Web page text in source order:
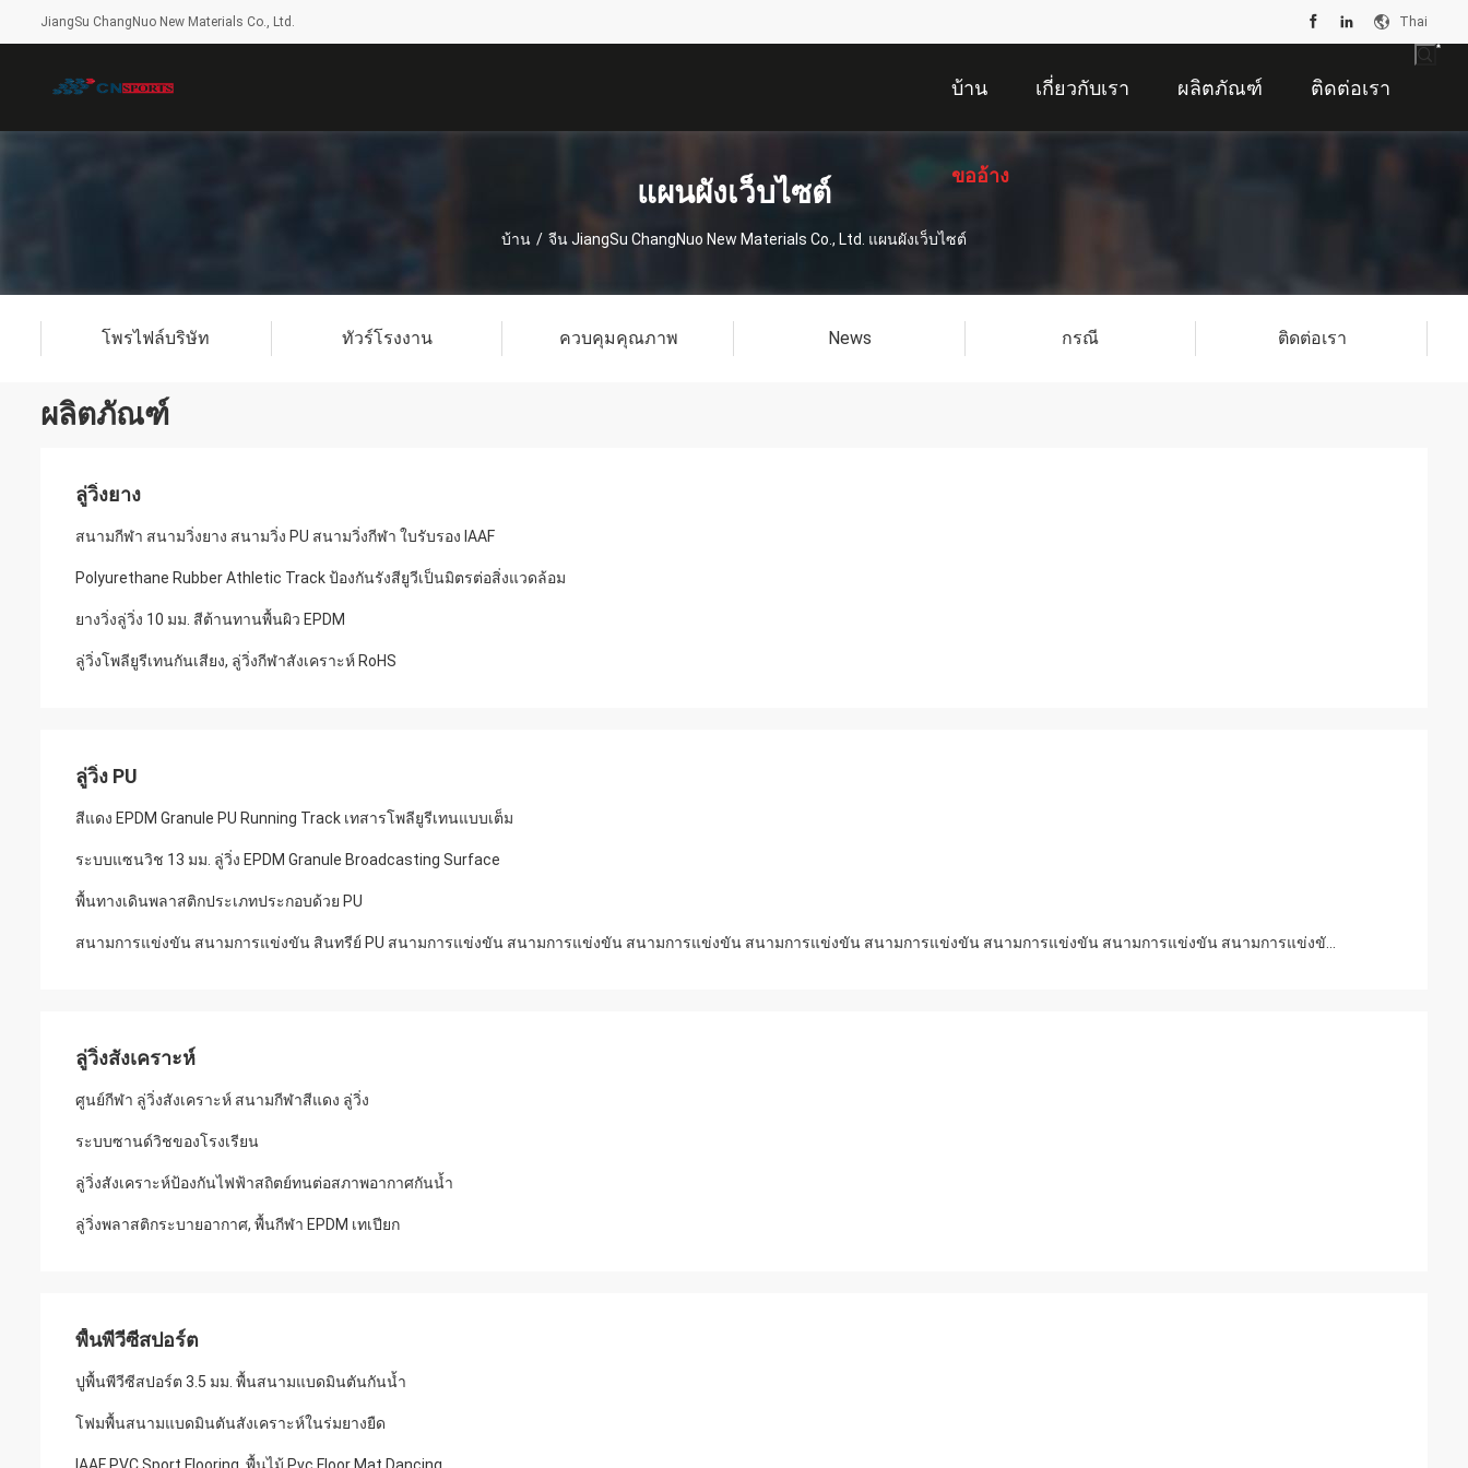
JiangSu ChangNuo New Materials Co., Ltd. Thai
บ้าน เกี่ยวกับเรา ผลิตภัณฑ์ ติดต่อเรา
ขออ้าง
แผนผังเว็บไซต์
บ้าน / จีน JiangSu ChangNuo New Materials Co., Ltd. แผนผังเว็บไซต์
โพรไฟล์บริษัท ทัวร์โรงงาน ควบคุมคุณภาพ News กรณี ติดต่อเรา
ผลิตภัณฑ์
ลู่วิ่งยาง
สนามกีฬา สนามวิ่งยาง สนามวิ่ง PU สนามวิ่งกีฬา ใบรับรอง IAAF
Polyurethane Rubber Athletic Track ป้องกันรังสียูวีเป็นมิตรต่อสิ่งแวดล้อม
ยางวิ่งลู่วิ่ง 10 มม. สีต้านทานพื้นผิว EPDM
ลู่วิ่งโพลียูรีเทนกันเสียง, ลู่วิ่งกีฬาสังเคราะห์ RoHS
ลู่วิ่ง PU
สีแดง EPDM Granule PU Running Track เทสารโพลียูรีเทนแบบเต็ม
ระบบแซนวิช 13 มม. ลู่วิ่ง EPDM Granule Broadcasting Surface
พื้นทางเดินพลาสติกประเภทประกอบด้วย PU
ลู่วิ่งสังเคราะห์
ศูนย์กีฬา ลู่วิ่งสังเคราะห์ สนามกีฬาสีแดง ลู่วิ่ง
ระบบซานด์วิชของโรงเรียน
ลู่วิ่งสังเคราะห์ป้องกันไฟฟ้าสถิตย์ทนต่อสภาพอากาศกันน้ำ
ลู่วิ่งพลาสติกระบายอากาศ, พื้นกีฬา EPDM เทเปียก
พื้นพีวีซีสปอร์ต
ปูพื้นพีวีซีสปอร์ต 3.5 มม. พื้นสนามแบดมินตันกันน้ำ
โฟมพื้นสนามแบดมินตันสังเคราะห์ในร่มยางยืด